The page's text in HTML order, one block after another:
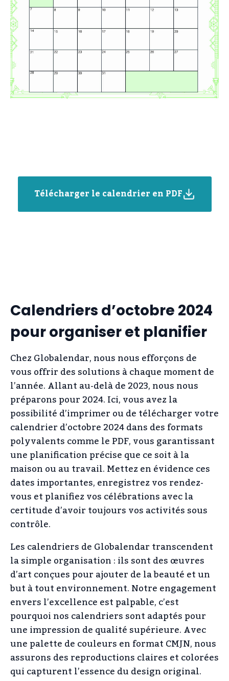
Télécharger le calendrier en PDF
Calendriers d’octobre 2024
pour organiser et planifier
Chez Globalendar, nous nous efforçons de
vous offrir des solutions à chaque moment de
l’année. Allant au-delà de 2023, nous nous
préparons pour 2024. Ici, vous avez la
possibilité d’imprimer ou de télécharger votre
calendrier d’octobre 2024 dans des formats
polyvalents comme le PDF, vous garantissant
une planification précise que ce soit à la
maison ou au travail. Mettez en évidence ces
dates importantes, enregistrez vos rendez-
vous et planifiez vos célébrations avec la
certitude d’avoir toujours vos activités sous
contrôle.
Les calendriers de Globalendar transcendent
la simple organisation : ils sont des œuvres
d’art conçues pour ajouter de la beauté et un
but à tout environnement. Notre engagement
envers l’excellence est palpable, c’est
pourquoi nos calendriers sont adaptés pour
une impression de qualité supérieure. Avec
une palette de couleurs en format CMJN, nous
assurons des reproductions claires et colorées
qui capturent l’essence du design original.